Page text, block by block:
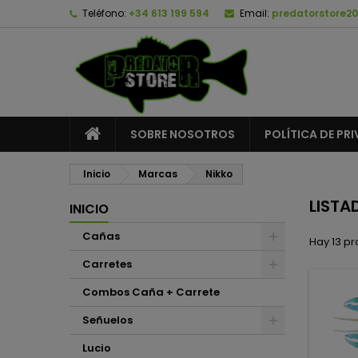
Teléfono: +34 613 199 594 Email:
SOBRE NOSOTROS POLÍTICA DE
Inicio Marcas Nikko
INICIO
Cañas
Carretes
Combos Caña + Carrete
Señuelos
Lucio
Hay 13